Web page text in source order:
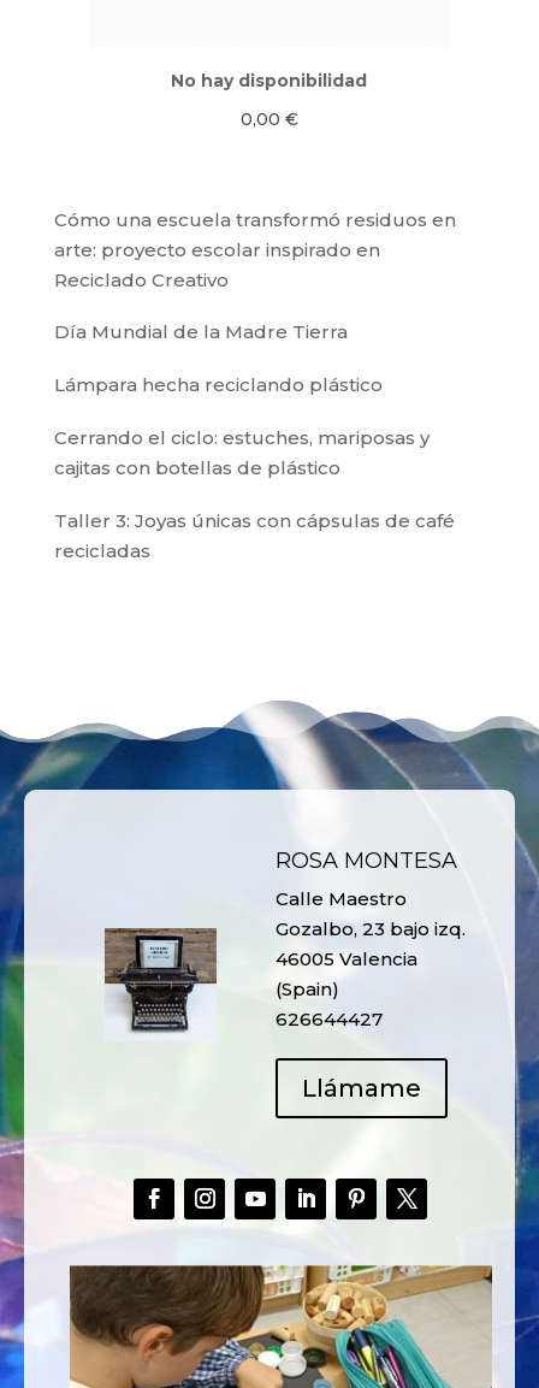
No hay disponibilidad
0,00 €
Cómo una escuela transformó residuos en
arte: proyecto escolar inspirado en
Reciclado Creativo
Día Mundial de la Madre Tierra
Lámpara hecha reciclando plástico
Cerrando el ciclo: estuches, mariposas y
cajitas con botellas de plástico
Taller 3: Joyas únicas con cápsulas de café
recicladas
ROSA MONTESA
Calle Maestro
Gozalbo, 23 bajo izq.
46005 Valencia
(Spain)
626644427
Llámame